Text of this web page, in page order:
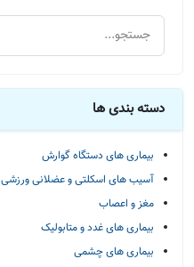
دسته بندی ها
بیماری های دستگاه گوارش
آسیب های اسکلتی و عضلانی ورزشی
مغز و اعصاب
بیماری های غدد و متابولیک
بیماری های چشمی